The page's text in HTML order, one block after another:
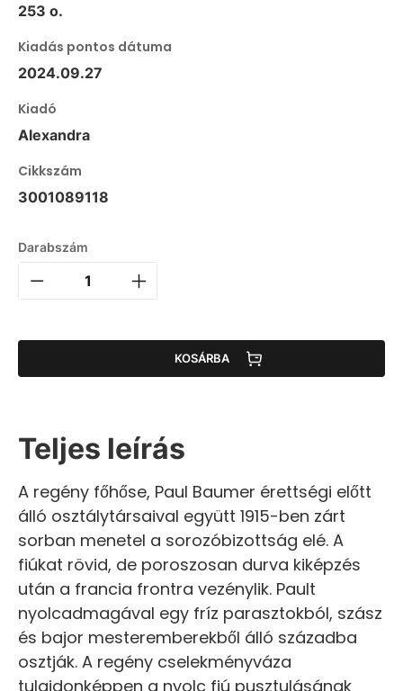
253 o.
Kiadás pontos dátuma
2024.09.27
Kiadó
Alexandra
Cikkszám
3001089118
Darabszám
KOSÁRBA
Teljes leírás
A regény főhőse, Paul Baumer érettségi előtt
álló osztálytársaival együtt 1915-ben zárt
sorban menetel a sorozóbizottság elé. A
fiúkat rövid, de poroszosan durva kiképzés
után a francia frontra vezénylik. Pault
nyolcadmagával egy fríz parasztokból, szász
és bajor mesteremberekből álló századba
osztják. A regény cselekményváza
tulajdonképpen a nyolc fiú pusztulásának